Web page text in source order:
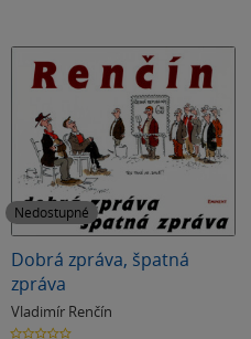
Nedostupné
Dobrá zpráva, špatná
zpráva
Vladimír Renčín
0.0